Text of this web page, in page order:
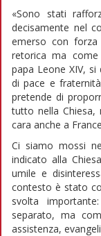
«Sono stati
decisamente nel
emerso con
retorica ma come
papa Leone XIV, si
di pace e
pretende di
tutto nella Chiesa,
cara anche a
Ci siamo mossi
indicato alla
umile e
contesto è stato
svolta
separato, ma
assistenza,